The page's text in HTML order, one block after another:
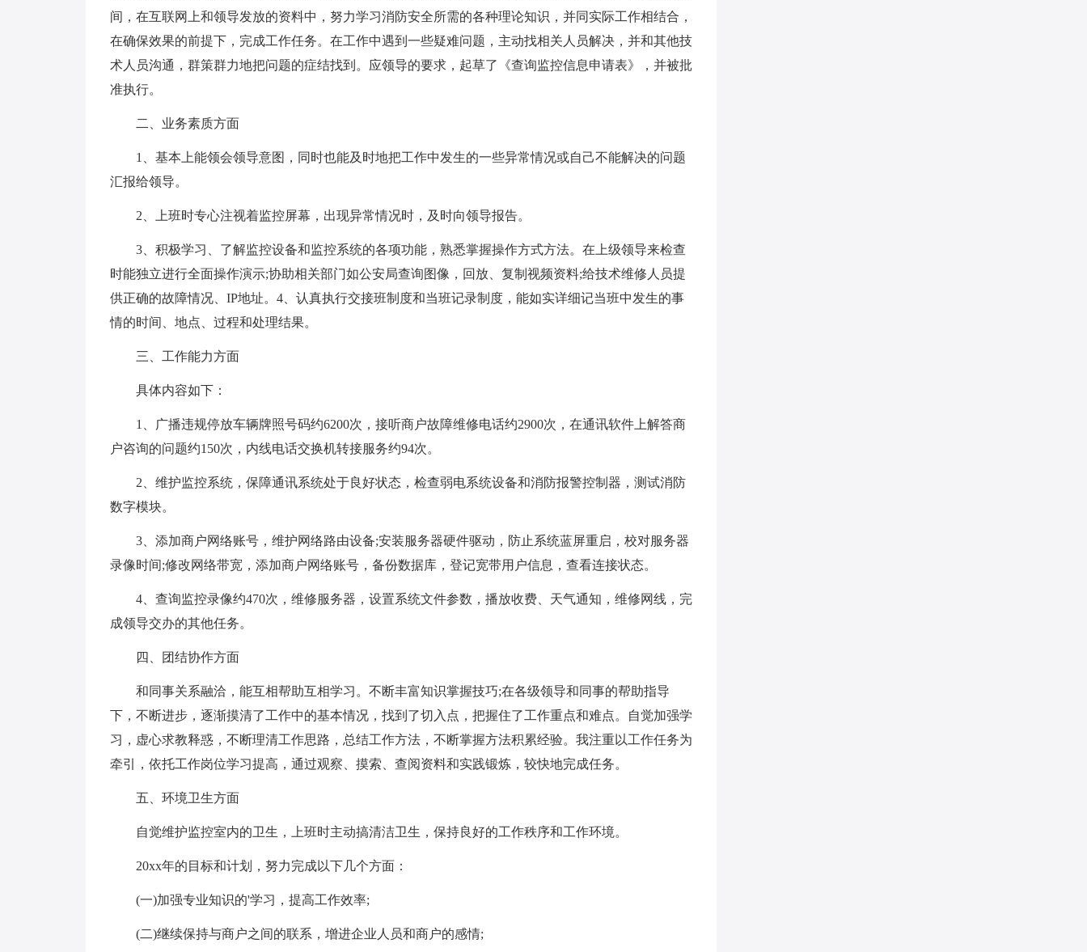
间，在互联网上和领导发放的资料中，努力学习消防安全所需的各种理论知识，并同实际工作相结合，
在确保效果的前提下，完成工作任务。在工作中遇到一些疑难问题，主动找相关人员解决，并和其他技
术人员沟通，群策群力地把问题的症结找到。应领导的要求，起草了《查询监控信息申请表》，并被批
准执行。
二、业务素质方面
1、基本上能领会领导意图，同时也能及时地把工作中发生的一些异常情况或自己不能解决的问题
汇报给领导。
2、上班时专心注视着监控屏幕，出现异常情况时，及时向领导报告。
3、积极学习、了解监控设备和监控系统的各项功能，熟悉掌握操作方式方法。在上级领导来检查
时能独立进行全面操作演示;协助相关部门如公安局查询图像，回放、复制视频资料;给技术维修人员提
供正确的故障情况、IP地址。4、认真执行交接班制度和当班记录制度，能如实详细记当班中发生的事
情的时间、地点、过程和处理结果。
三、工作能力方面
具体内容如下：
1、广播违规停放车辆牌照号码约6200次，接听商户故障维修电话约2900次，在通讯软件上解答商
户咨询的问题约150次，内线电话交换机转接服务约94次。
2、维护监控系统，保障通讯系统处于良好状态，检查弱电系统设备和消防报警控制器，测试消防
数字模块。
3、添加商户网络账号，维护网络路由设备;安装服务器硬件驱动，防止系统蓝屏重启，校对服务器
录像时间;修改网络带宽，添加商户网络账号，备份数据库，登记宽带用户信息，查看连接状态。
4、查询监控录像约470次，维修服务器，设置系统文件参数，播放收费、天气通知，维修网线，完
成领导交办的其他任务。
四、团结协作方面
和同事关系融洽，能互相帮助互相学习。不断丰富知识掌握技巧;在各级领导和同事的帮助指导
下，不断进步，逐渐摸清了工作中的基本情况，找到了切入点，把握住了工作重点和难点。自觉加强学
习，虚心求教释惑，不断理清工作思路，总结工作方法，不断掌握方法积累经验。我注重以工作任务为
牵引，依托工作岗位学习提高，通过观察、摸索、查阅资料和实践锻炼，较快地完成任务。
五、环境卫生方面
自觉维护监控室内的卫生，上班时主动搞清洁卫生，保持良好的工作秩序和工作环境。
20xx年的目标和计划，努力完成以下几个方面：
(一)加强专业知识的'学习，提高工作效率;
(二)继续保持与商户之间的联系，增进企业人员和商户的感情;